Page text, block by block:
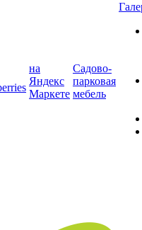
на
Яндекс
Маркете
Садово-
парковая
мебель